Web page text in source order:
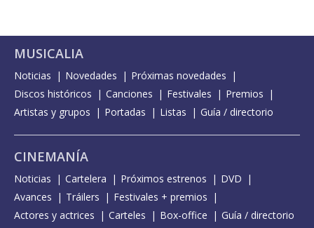
MUSICALIA
Noticias Novedades
Próximas novedades
Discos históricos
Canciones Festivales
Premios
Artistas y grupos
Portadas Listas Guía / directorio
CINEMANÍA
Noticias Cartelera Próximos estrenos
DVD
Avances
Tráilers
Festivales + premios
Actores y actrices
Carteles Box-office Guía / directorio